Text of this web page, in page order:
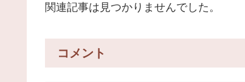
関連記事は見つかりませんでした。
コメント